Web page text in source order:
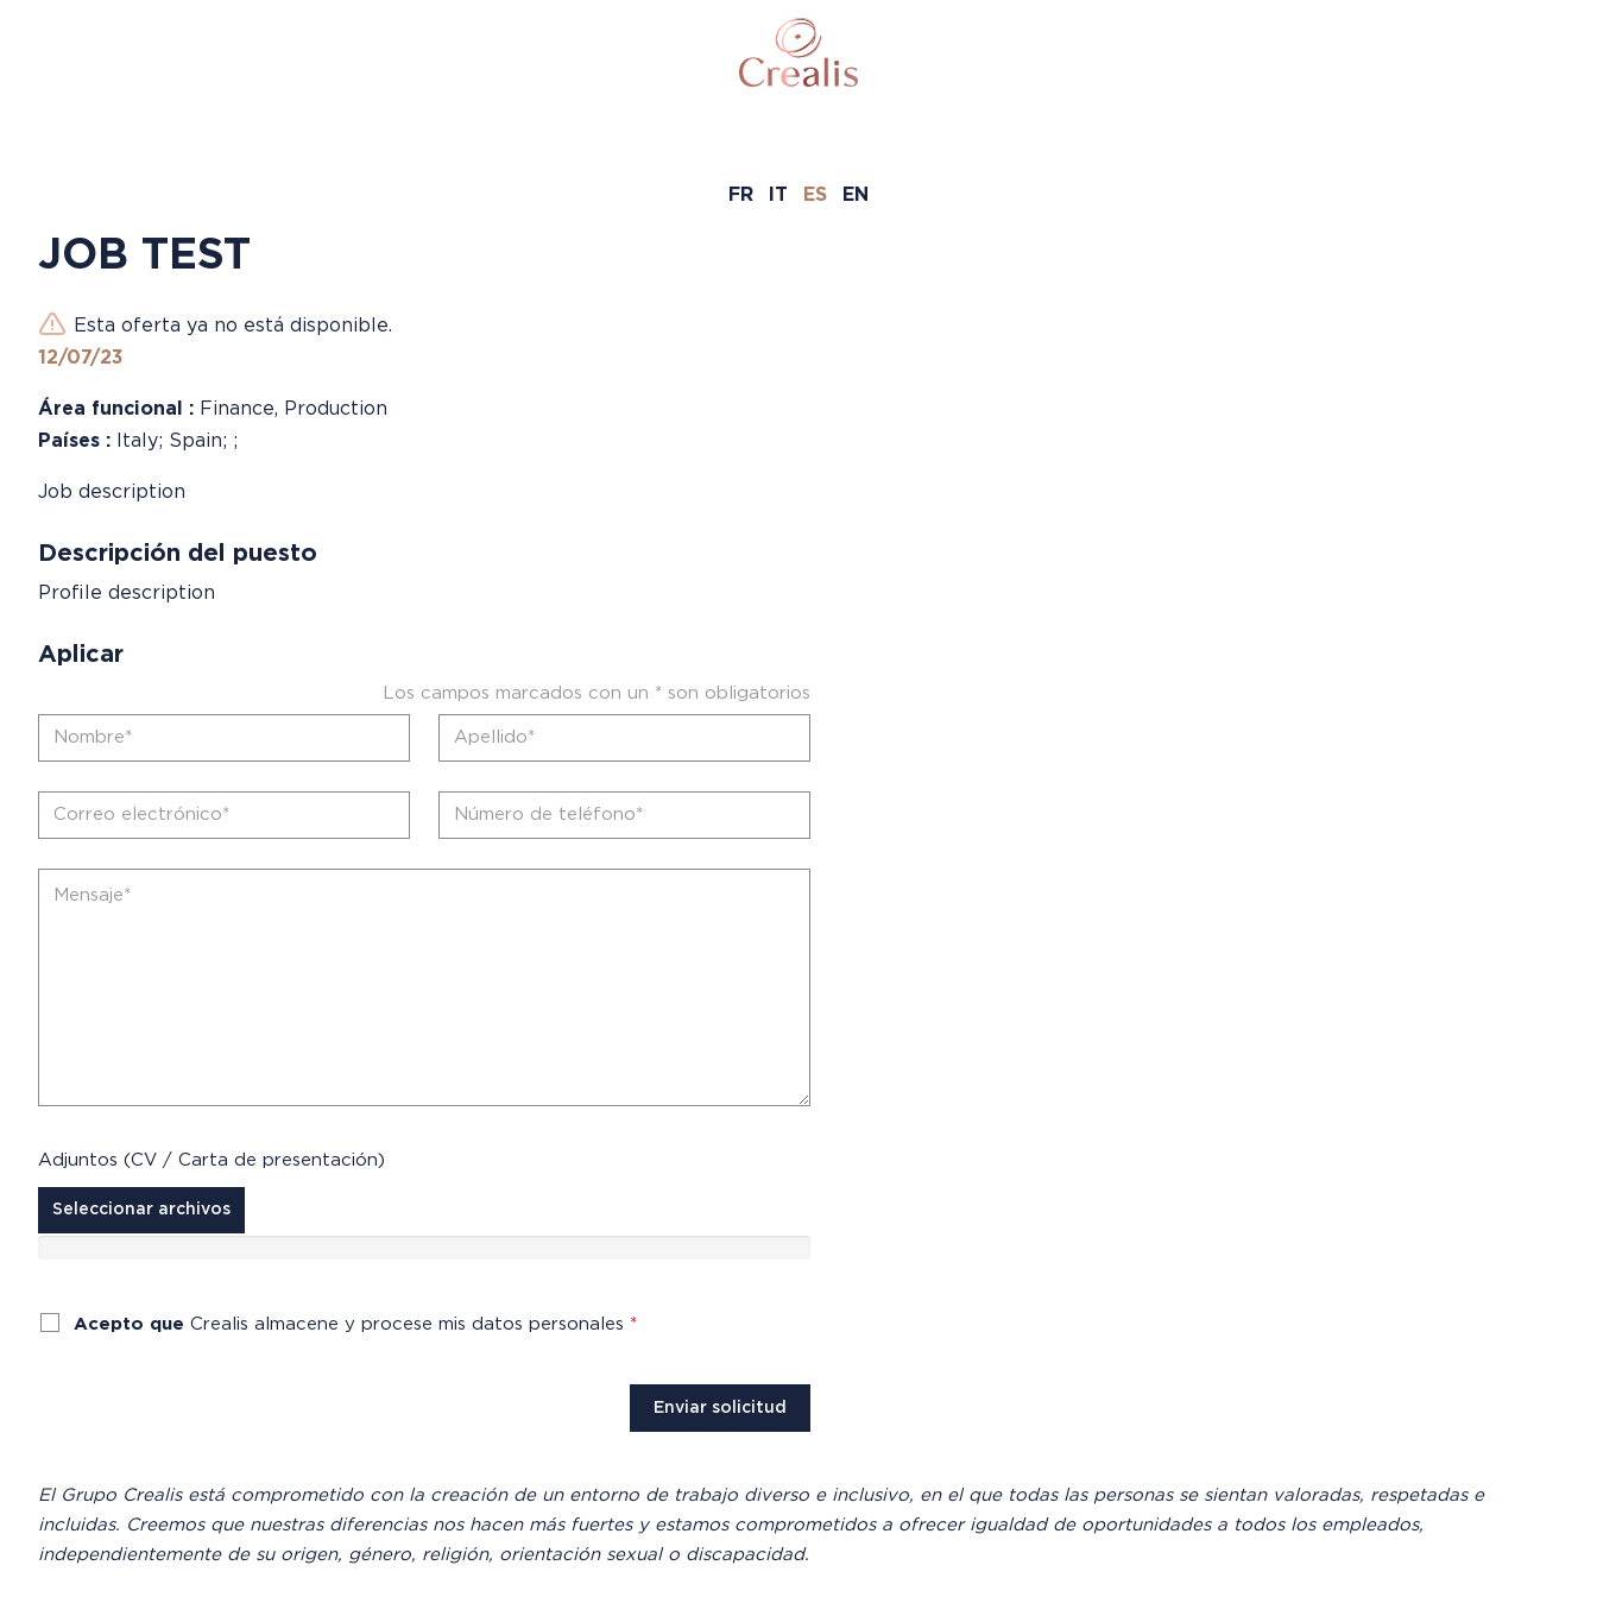
FR IT ES EN
JOB TEST
Esta oferta ya no está disponible.
12/07/23
Área funcional : Finance, Production
Países : Italy; Spain; ;
Job description
Descripción del puesto
Profile description
Aplicar
Los campos marcados con un * son obligatorios
Adjuntos (CV / Carta de presentación)
Seleccionar archivos
Acepto que Crealis almacene y procese mis datos personales *
El Grupo Crealis está comprometido con la creación de un entorno de trabajo diverso e inclusivo, en el que todas las personas se sientan valoradas, respetadas e
incluidas. Creemos que nuestras diferencias nos hacen más fuertes y estamos comprometidos a ofrecer igualdad de oportunidades a todos los empleados,
independientemente de su origen, género, religión, orientación sexual o discapacidad.